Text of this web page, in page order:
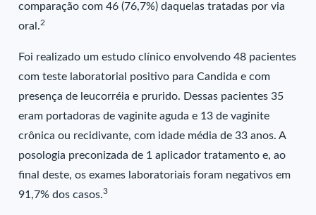
comparação com 46 (76,7%) daquelas tratadas por via
oral.2
Foi realizado um estudo clínico envolvendo 48 pacientes
com teste laboratorial positivo para Candida e com
presença de leucorréia e prurido. Dessas pacientes 35
eram portadoras de vaginite aguda e 13 de vaginite
crônica ou recidivante, com idade média de 33 anos. A
posologia preconizada de 1 aplicador tratamento e, ao
final deste, os exames laboratoriais foram negativos em
91,7% dos casos.3